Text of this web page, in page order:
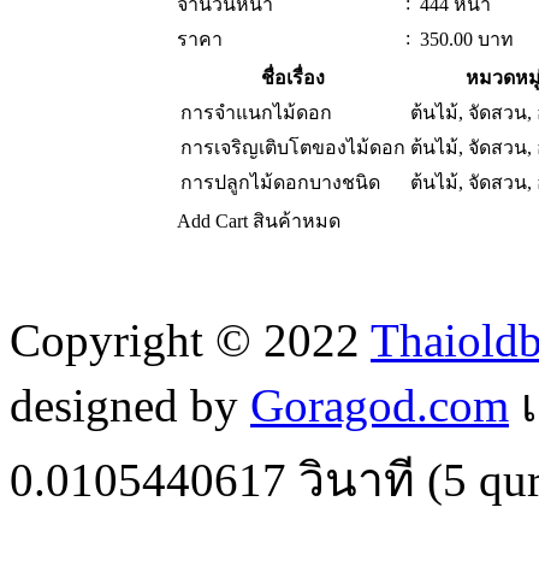
จำนวนหน้า
444 หน้า
ราคา
: 350.00 บาท
ชื่อเรื่อง
หมวดห
การจำแนกไม้ดอก
ต้นไม้, จัดสวน,
การเจริญเติบโตของไม้ดอก ต้นไม้, จัดสวน,
การปลูกไม้ดอกบางชนิด
ต้นไม้, จัดสวน,
Add Cart สินค้าหมด
Copyright © 2022
designed by Goragod.com
0.0105440617 วินาที (5